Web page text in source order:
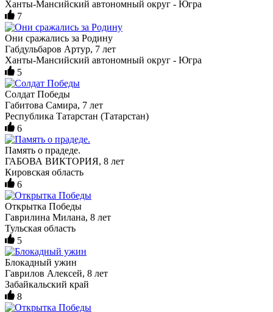
Ханты-Мансийский автономный округ - Югра
7
Они сражались за Родину
Габдульбаров Артур, 7 лет
Ханты-Мансийский автономный округ - Югра
5
Солдат Победы
Габитова Самира, 7 лет
Республика Татарстан (Татарстан)
6
Память о прадеде.
ГАБОВА ВИКТОРИЯ, 8 лет
Кировская область
6
Открытка Победы
Гаврилина Милана, 8 лет
Тульская область
5
Блокадный ужин
Гаврилов Алексей, 8 лет
Забайкальский край
8